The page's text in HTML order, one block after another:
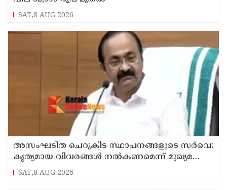
SAT,8 AUG 2026
അസംഘടിത ചെറുകിട സ്ഥാപനങ്ങളുടെ സർവെ:
കൃത്യമായ വിവരങ്ങൾ നൽകണമെന്ന് മുഖ്യമന്ത്രി
വി ഡി സതീശൻ
SAT,8 AUG 2026